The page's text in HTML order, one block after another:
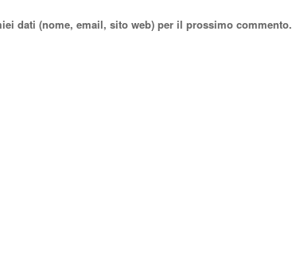
dati (nome, email, sito web) per il prossimo commento.